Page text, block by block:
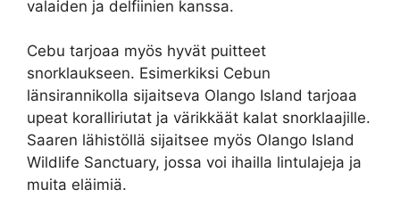
valaiden ja delfiinien kanssa.
Cebu tarjoaa myös hyvät puitteet
snorklaukseen. Esimerkiksi Cebun
länsirannikolla sijaitseva Olango Island tarjoaa
upeat koralliriutat ja värikkäät kalat snorklaajille.
Saaren lähistöllä sijaitsee myös Olango Island
Wildlife Sanctuary, jossa voi ihailla lintulajeja ja
muita eläimiä.